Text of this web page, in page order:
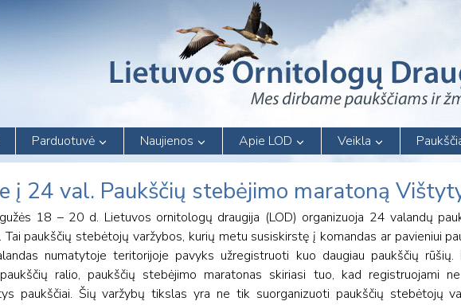
Parduotuvė Naujienos Apie LOD Veikla
į 24 val. Paukščių stebėjimo maratoną
18 – 20 d. Lietuvos ornitologų draugija (LOD) organizuoja 24 valandų
paukščių stebėtojų varžybos, kurių metu susiskirstę į komandas ar pavieniui
numatytoje teritorijoje pavyks užregistruoti kuo daugiau paukščių rūšių.
ralio, paukščių stebėjimo maratonas skiriasi tuo, kad registruojami
paukščiai. Šių varžybų tikslas yra ne tik suorganizuoti paukščių stebėtojų